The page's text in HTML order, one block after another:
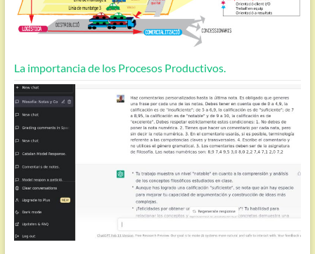
La importancia de los Procesos Productivos.